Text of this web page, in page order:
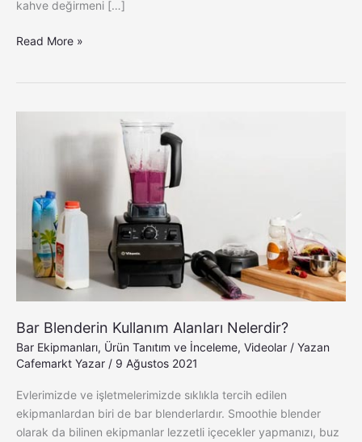
kahve değirmeni […]
Read More »
Bar Blenderin Kullanım Alanları Nelerdir?
Bar Ekipmanları, Ürün Tanıtım ve İnceleme, Videolar / Yazan
Cafemarkt Yazar / 9 Ağustos 2021
Evlerimizde ve işletmelerimizde sıklıkla tercih edilen
ekipmanlardan biri de bar blenderlardır. Smoothie blender
olarak da bilinen ekipmanlar lezzetli içecekler yapmanızı, buz
Blenderin
Nelerdir?